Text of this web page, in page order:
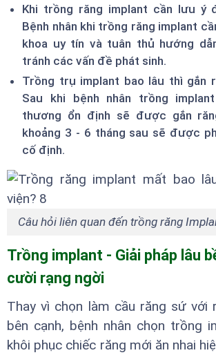
Khi trồng răng implant cần lưu ý
Bệnh nhân khi trồng răng implant
khoa uy tín và tuân thủ hướng
tránh các vấn đề phát sinh.
Trồng trụ implant bao lâu thì gắn
Sau khi bệnh nhân trồng
thương ổn định sẽ được gắn
khoảng 3 - 6 tháng sau sẽ được
cố định.
Câu hỏi liên quan đến trồng răng
Trồng implant - Giải pháp lâu
cười rạng ngời
Thay vì chọn làm cầu răng sứ với
bên cạnh, bệnh nhân chọn trồng
khôi phục chiếc răng mới ăn nhai